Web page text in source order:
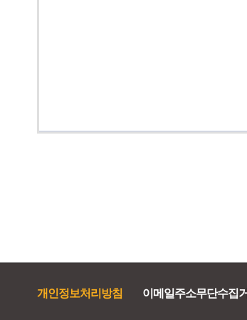
개인정보처리방침 이메일주소무단수집